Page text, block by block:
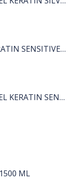
Sérum ESSENTIEL KERATIN SENSITIVE 40 ML
Shampooing ESSENTIEL KERATIN SENSITIVE 1L
ML